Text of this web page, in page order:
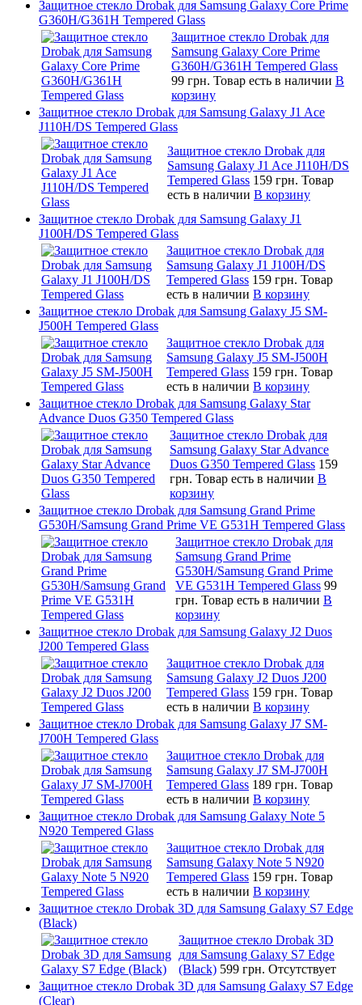
Защитное стекло Drobak для Samsung Galaxy Core Prime
G360H/G361H Tempered Glass
Защитное стекло Drobak для
Samsung Galaxy Core Prime
G360H/G361H Tempered Glass
99 грн. Товар есть в наличии В
корзину
Защитное стекло Drobak для Samsung Galaxy J1 Ace
J110H/DS Tempered Glass
Защитное стекло Drobak для
Samsung Galaxy J1 Ace J110H/DS
Tempered Glass 159 грн. Товар
есть в наличии В корзину
Защитное стекло Drobak для Samsung Galaxy J1
J100H/DS Tempered Glass
Защитное стекло Drobak для
Samsung Galaxy J1 J100H/DS
Tempered Glass 159 грн. Товар
есть в наличии В корзину
Защитное стекло Drobak для Samsung Galaxy J5 SM-
J500H Tempered Glass
Защитное стекло Drobak для
Samsung Galaxy J5 SM-J500H
Tempered Glass 159 грн. Товар
есть в наличии В корзину
Защитное стекло Drobak для Samsung Galaxy Star
Advance Duos G350 Tempered Glass
Защитное стекло Drobak для
Samsung Galaxy Star Advance
Duos G350 Tempered Glass 159
грн. Товар есть в наличии В
корзину
Защитное стекло Drobak для Samsung Grand Prime
G530H/Samsung Grand Prime VE G531H Tempered Glass
Защитное стекло Drobak для
Samsung Grand Prime
G530H/Samsung Grand Prime
VE G531H Tempered Glass 99
грн. Товар есть в наличии В
корзину
Защитное стекло Drobak для Samsung Galaxy J2 Duos
J200 Tempered Glass
Защитное стекло Drobak для
Samsung Galaxy J2 Duos J200
Tempered Glass 159 грн. Товар
есть в наличии В корзину
Защитное стекло Drobak для Samsung Galaxy J7 SM-
J700H Tempered Glass
Защитное стекло Drobak для
Samsung Galaxy J7 SM-J700H
Tempered Glass 189 грн. Товар
есть в наличии В корзину
Защитное стекло Drobak для Samsung Galaxy Note 5
N920 Tempered Glass
Защитное стекло Drobak для
Samsung Galaxy Note 5 N920
Tempered Glass 159 грн. Товар
есть в наличии В корзину
Защитное стекло Drobak 3D для Samsung Galaxy S7 Edge
(Black)
Защитное стекло Drobak 3D
для Samsung Galaxy S7 Edge
(Black) 599 грн. Отсутствует
Защитное стекло Drobak 3D для Samsung Galaxy S7 Edge
(Clear)